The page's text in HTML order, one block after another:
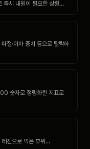
즉시 내원이 필요한 상황…
절·이차 충치 등으로 탈락하
숫자로 정량화한 지표로
레진으로 막은 부위…